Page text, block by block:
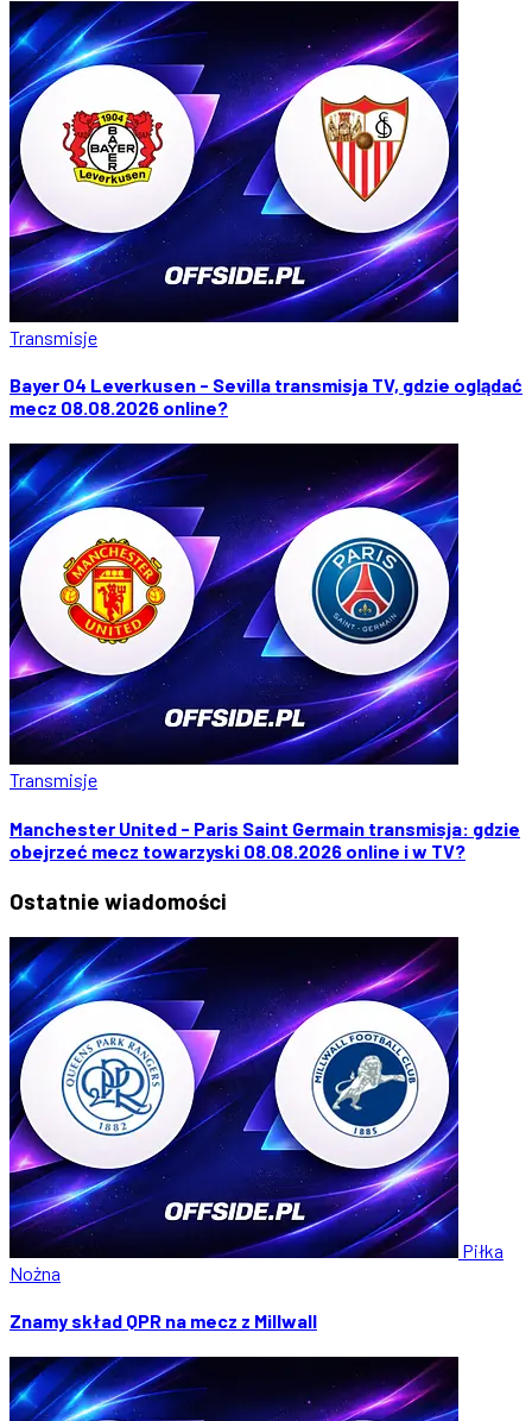
Transmisje
Bayer 04 Leverkusen - Sevilla transmisja TV, gdzie oglądać
mecz 08.08.2026 online?
Transmisje
Manchester United - Paris Saint Germain transmisja: gdzie
obejrzeć mecz towarzyski 08.08.2026 online i w TV?
Ostatnie wiadomości
Piłka
Nożna
Znamy skład QPR na mecz z Millwall